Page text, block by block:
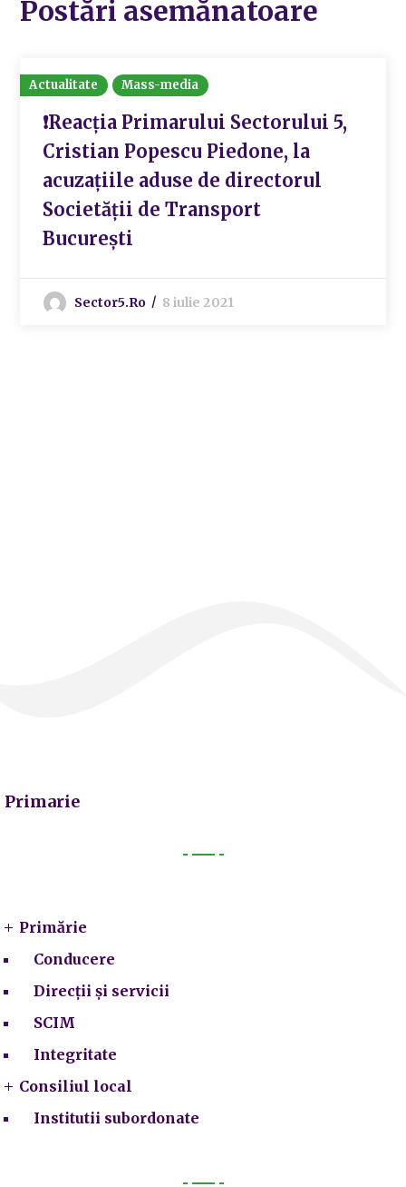
Postări asemănatoare
Actualitate Mass-media
❗Reacția Primarului Sectorului 5,
Cristian Popescu Piedone, la
acuzațiile aduse de directorul
Societății de Transport
București
Sector5.ro 8 iulie 2021
Primarie
Primărie
Conducere
Direcții și servicii
SCIM
Integritate
Consiliul local
Institutii subordonate